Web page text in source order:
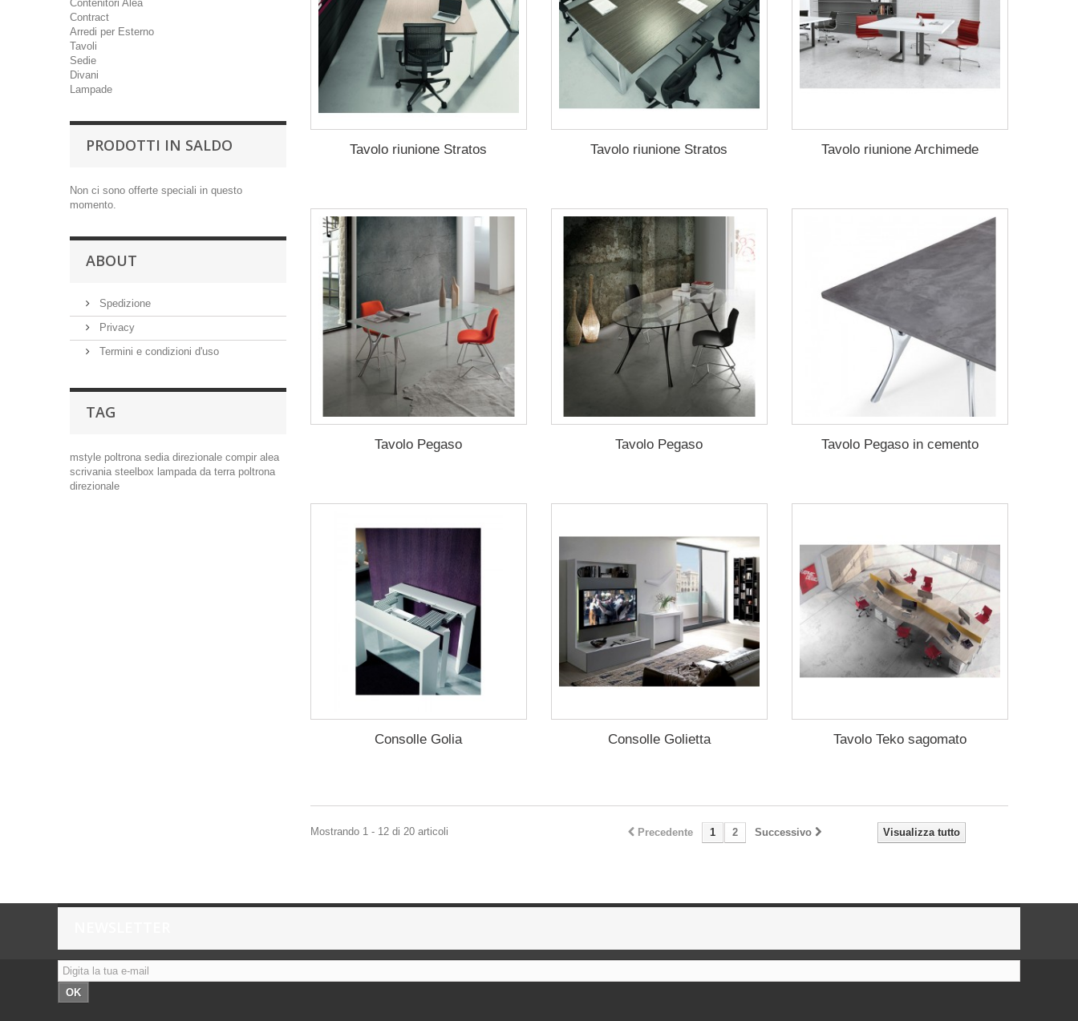
Contenitori Alea
Contract
Arredi per Esterno
Tavoli
Sedie
Divani
Lampade
PRODOTTI IN SALDO
Non ci sono offerte speciali in questo
momento.
ABOUT
Spedizione
Privacy
Termini e condizioni d'uso
TAG
mstyle poltrona sedia direzionale compir alea
scrivania steelbox lampada da terra poltrona
direzionale
Tavolo riunione Stratos Tavolo riunione Stratos Tavolo riunione Archimede
Tavolo Pegaso Tavolo Pegaso Tavolo Pegaso in cemento
Consolle Golia Consolle Golietta Tavolo Teko sagomato
Visualizza tutto
Precedente 1 2 Successivo
Mostrando 1 - 12 di 20 articoli
OK